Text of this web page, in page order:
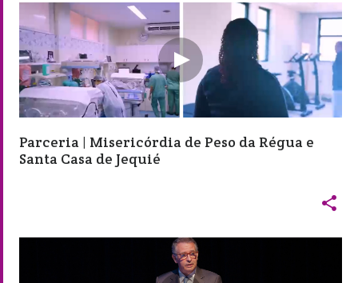
Parceria | Misericórdia de Peso da Régua e
Santa Casa de Jequié
